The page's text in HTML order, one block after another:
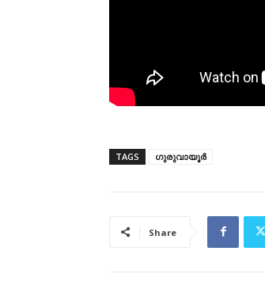
TAGS ഗുരുവായൂർ
Share